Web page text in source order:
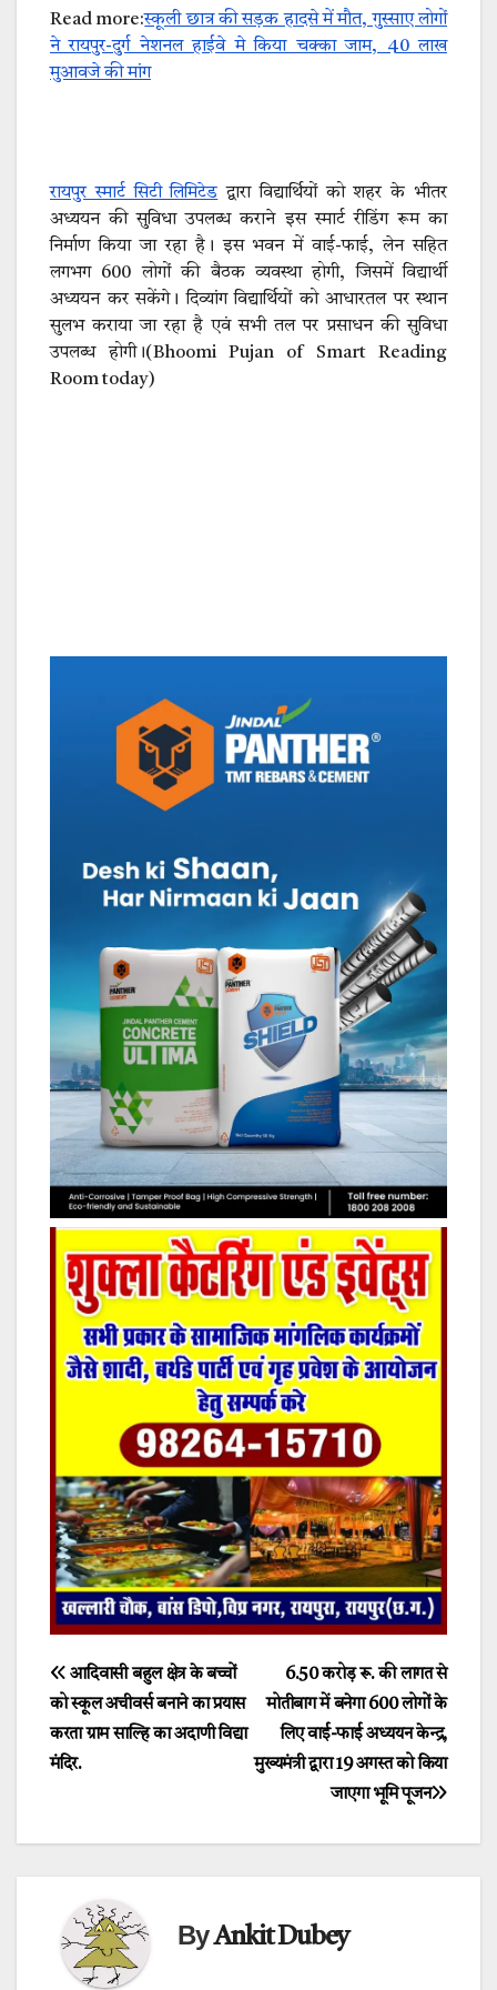
Read more:स्कूली छात्र की सड़क हादसे में मौत, गुस्साए लोगों
ने रायपुर-दुर्ग नेशनल हाईवे मे किया चक्का जाम, 40 लाख
मुआवजे की मांग
रायपुर स्मार्ट सिटी लिमिटेड द्वारा विद्यार्थियों को शहर के भीतर
अध्ययन की सुविधा उपलब्ध कराने इस स्मार्ट रीडिंग रूम का
निर्माण किया जा रहा है। इस भवन में वाई-फाई, लेन सहित
लगभग 600 लोगों की बैठक व्यवस्था होगी, जिसमें विद्यार्थी
अध्ययन कर सकेंगे। दिव्यांग विद्यार्थियों को आधारतल पर स्थान
सुलभ कराया जा रहा है एवं सभी तल पर प्रसाधन की सुविधा
उपलब्ध होगी।(Bhoomi Pujan of Smart Reading
Room today)
Post
navigation
6.50 करोड़ रू. की लागत से
मोतीबाग में बनेगा 600 लोगों के
लिए वाई-फाई अध्ययन केन्द्र,
मुख्यमंत्री द्वारा 19 अगस्त को किया
जाएगा भूमि पूजन
आदिवासी बहुल क्षेत्र के बच्चों
को स्कूल अचीवर्स बनाने का प्रयास
करता ग्राम साल्हि का अदाणी विद्या
मंदिर.
ByAnkit Dubey